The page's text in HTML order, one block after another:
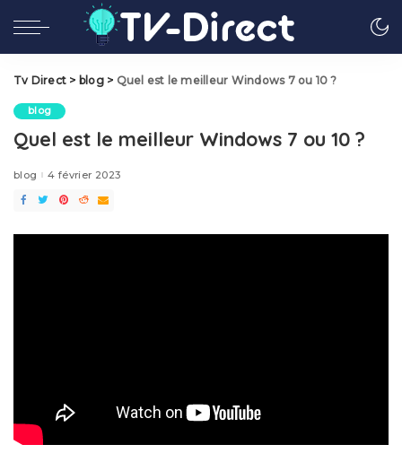
Tv Direct > blog> Quel est le meilleur Windows 7 ou 10 ?
blog
Quel est le meilleur Windows 7 ou 10 ?
blog 4 février 2023